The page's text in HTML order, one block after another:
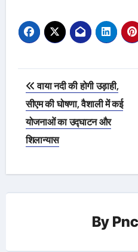
Post
navigation
वाया नदी की होगी उड़ाही,
सीएम की घोषणा, वैशाली में कई
योजनाओं का उद्घाटन और
शिलान्यास
By